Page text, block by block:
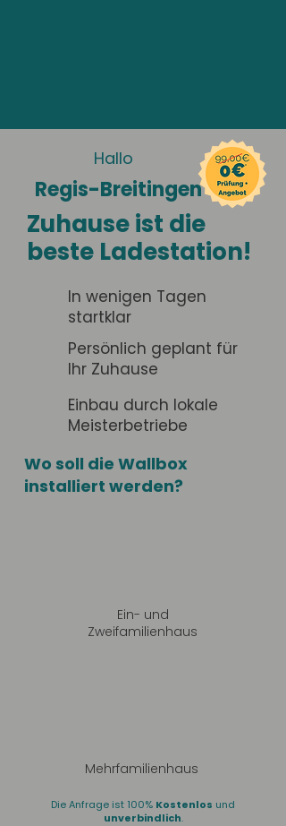
Hallo
Regis-Breitingen
Zuhause ist die
beste Ladestation!
In wenigen Tagen
startklar
Persönlich geplant für
Ihr Zuhause
Einbau durch lokale
Meisterbetriebe
Wo soll die Wallbox
installiert werden?
Ein- und
Zweifamilienhaus
Mehrfamilienhaus
Die Anfrage ist 100% Kostenlos und
unverbindlich.